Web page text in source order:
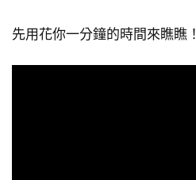
先用花你一分鐘的時間來瞧瞧！